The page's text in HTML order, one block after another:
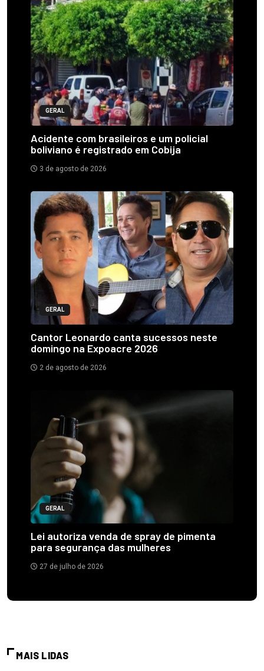
GERAL
Acidente com brasileiros e um policial
boliviano é registrado em Cobija
3 de agosto de 2026
GERAL
Cantor Leonardo canta sucessos neste
domingo na Expoacre 2026
2 de agosto de 2026
GERAL
Lei autoriza venda de spray de pimenta
para segurança das mulheres
27 de julho de 2026
MAIS LIDAS